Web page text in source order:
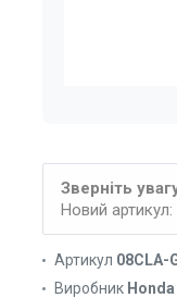
Зверніть
Новий артикул:
Артикул 08CLA-
Виробник Honda